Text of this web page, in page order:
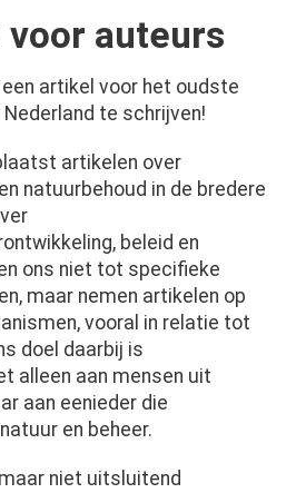
auteurs
artikel voor het oudste
te schrijven!
artikelen over
natuurbehoud in de bredere
beleid en
ons niet tot specifieke
maar nemen artikelen op
vooral in relatie tot
doel daarbij is
alleen aan mensen uit
aan eenieder die
en beheer.
niet uitsluitend